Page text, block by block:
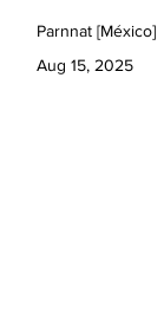
Parnnat [México]
Aug 15, 2025